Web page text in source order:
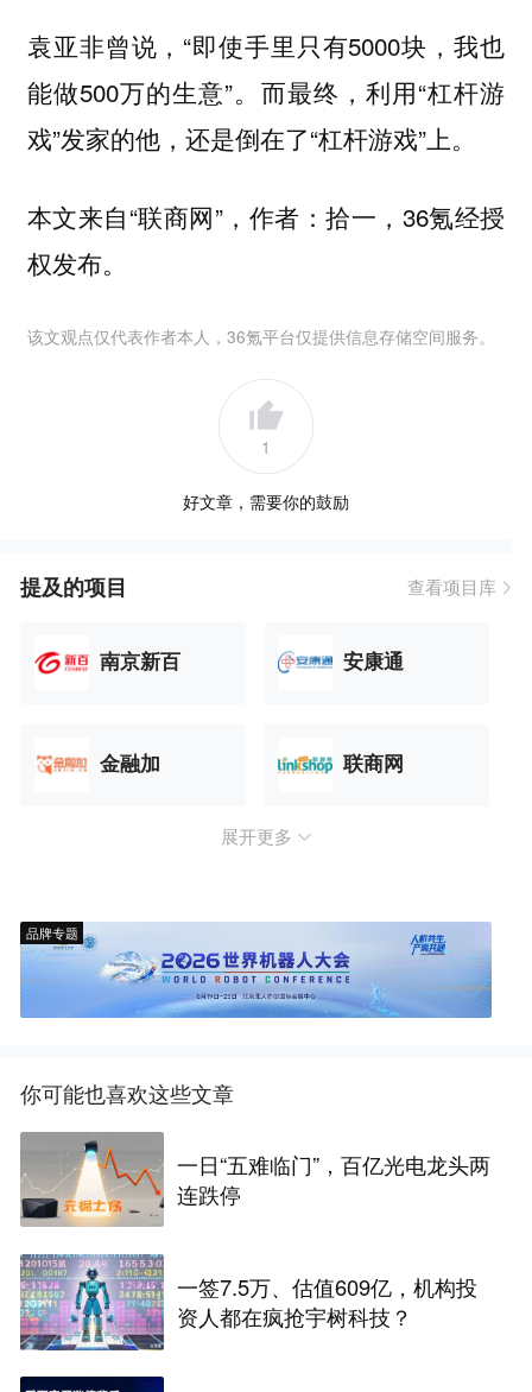
袁亚非曾说，“即使手里只有5000块，我也
能做500万的生意”。而最终，利用“杠杆游
戏”发家的他，还是倒在了“杠杆游戏”上。
本文来自“联商网”，作者：拾一，36氪经授
权发布。
该文观点仅代表作者本人，36氪平台仅提供信息存储空间服务。
1
好文章，需要你的鼓励
提及的项目 查看项目库
南京新百 安康通
金融加 联商网
展开更多
品牌专题
你可能也喜欢这些文章
一日“五难临门”，百亿光电龙头两
连跌停
一签7.5万、估值609亿，机构投
资人都在疯抢宇树科技？